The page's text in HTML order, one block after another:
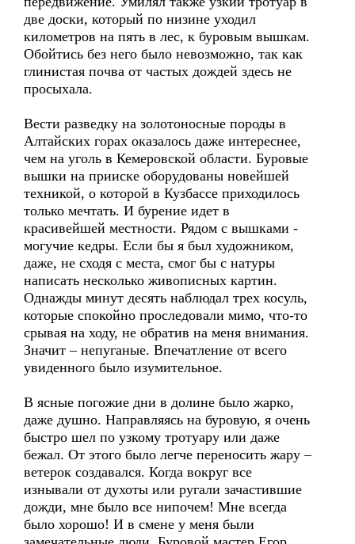
две доски, который по низине уходил
километров на пять в лес, к буровым вышкам.
Обойтись без него было невозможно, так как
глинистая почва от частых дождей здесь не
просыхала.
Вести разведку на золотоносные породы в
Алтайских горах оказалось даже интереснее,
чем на уголь в Кемеровской области. Буровые
вышки на прииске оборудованы новейшей
техникой, о которой в Кузбассе приходилось
только мечтать. И бурение идет в
красивейшей местности. Рядом с вышками -
могучие кедры. Если бы я был художником,
даже, не сходя с места, смог бы с натуры
написать несколько живописных картин.
Однажды минут десять наблюдал трех косуль,
которые спокойно проследовали мимо, что-то
срывая на ходу, не обратив на меня внимания.
Значит – непуганые. Впечатление от всего
увиденного было изумительное.
В ясные погожие дни в долине было жарко,
даже душно. Направляясь на буровую, я очень
быстро шел по узкому тротуару или даже
бежал. От этого было легче переносить жару –
ветерок создавался. Когда вокруг все
изнывали от духоты или ругали зачастившие
дожди, мне было все нипочем! Мне всегда
было хорошо! И в смене у меня были